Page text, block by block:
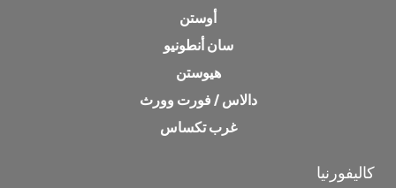
أوستن
سان أنطونيو
هيوستن
دالاس / فورت وورث
غرب تكساس
كاليفورنيا